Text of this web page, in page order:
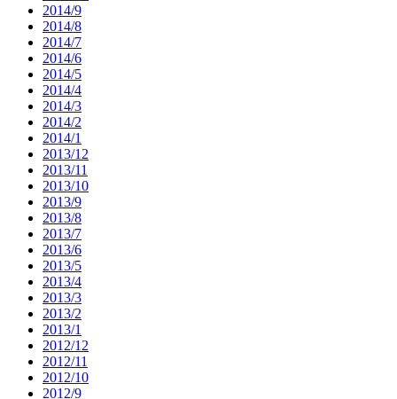
2014/9
2014/8
2014/7
2014/6
2014/5
2014/4
2014/3
2014/2
2014/1
2013/12
2013/11
2013/10
2013/9
2013/8
2013/7
2013/6
2013/5
2013/4
2013/3
2013/2
2013/1
2012/12
2012/11
2012/10
2012/9